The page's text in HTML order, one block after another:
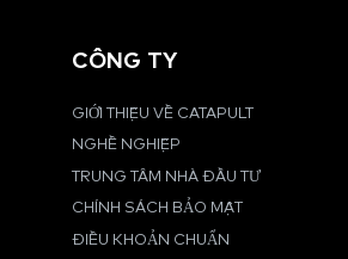
CÔNG TY
GIỚI THIỆU VỀ CATAPULT
NGHỀ NGHIỆP
TRUNG TÂM NHÀ ĐẦU TƯ
CHÍNH SÁCH BẢO MẬT
ĐIỀU KHOẢN CHUẨN